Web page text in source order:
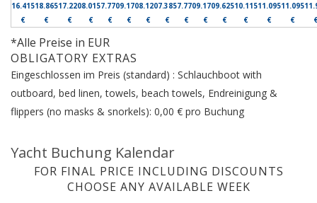
16.415
€
18.865
€
17.220
€
8.015
€
7.770
€
9.170
€
8.120
€
7.385
€
7.770
€
9.170
€
9.625
€
10.115
€
11.095
€
11.095
€
*Alle Preise in EUR
OBLIGATORY EXTRAS
Eingeschlossen im Preis (standard) : Schlauchboot with
outboard, bed linen, towels, beach towels, Endreinigung &
flippers (no masks & snorkels): 0,00 € pro Buchung
Yacht Buchung Kalendar
FOR FINAL PRICE INCLUDING DISCOUNTS
CHOOSE ANY AVAILABLE WEEK